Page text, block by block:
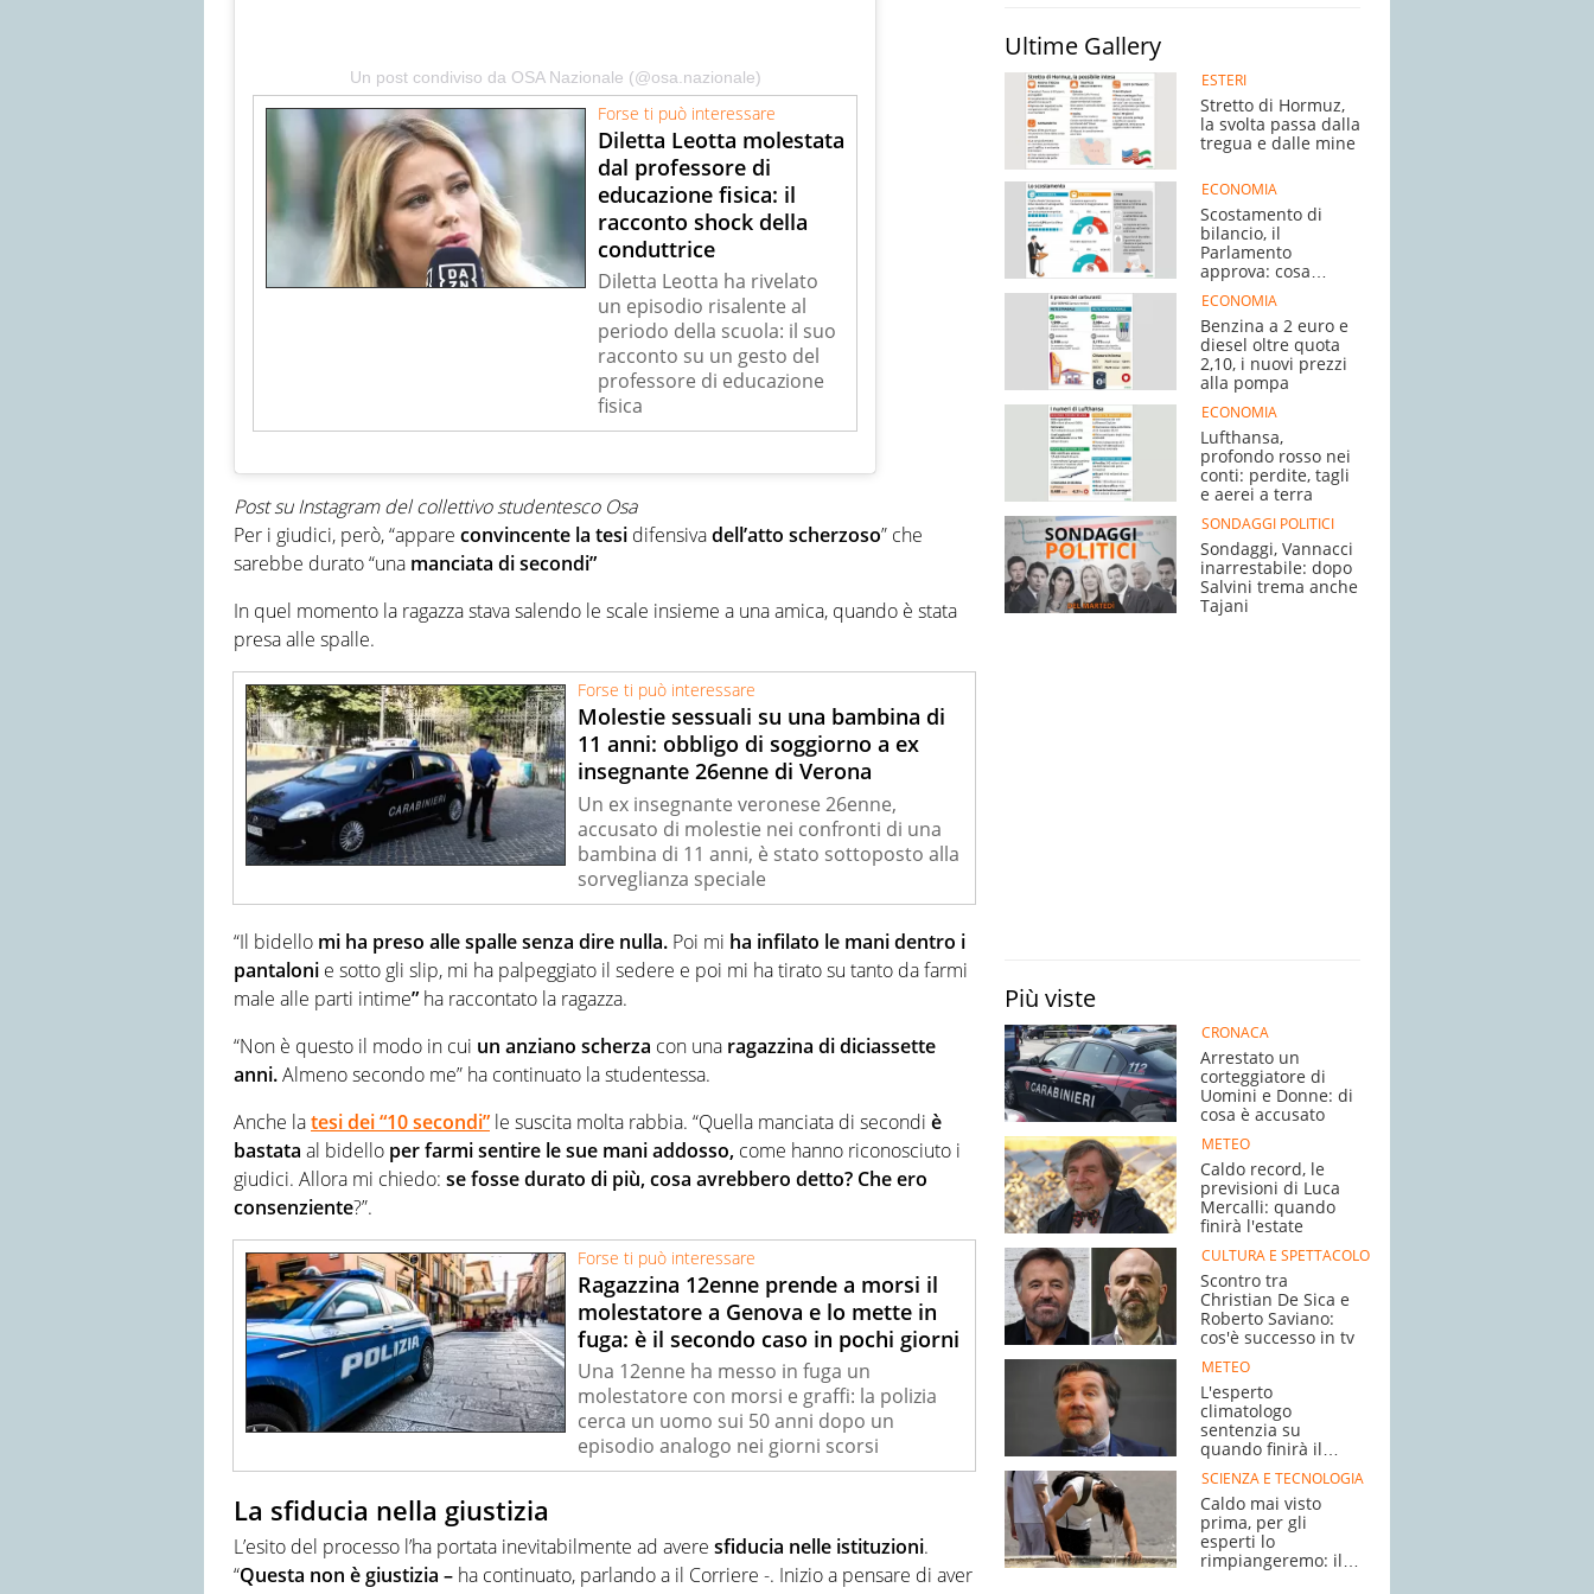
Un post condiviso da OSA Nazionale (@osa.nazionale)
Forse ti può interessare
Diletta Leotta molestata
dal professore di
educazione fisica: il
racconto shock della
conduttrice
Diletta Leotta ha rivelato
un episodio risalente al
periodo della scuola: il suo
racconto su un gesto del
professore di educazione
fisica
Post su Instagram del collettivo studentesco Osa
Per i giudici, però, “appare convincente la tesi difensivadell’atto scherzoso” che
sarebbe durato “una manciata di secondi”
In quel momento la ragazza stava salendo le scale insieme a una amica, quando è stata
presa alle spalle.
Forse ti può interessare
Molestie sessuali su una bambina di
11 anni: obbligo di soggiorno a ex
insegnante 26enne di Verona
Un ex insegnante veronese 26enne,
accusato di molestie nei confronti di una
bambina di 11 anni, è stato sottoposto alla
sorveglianza speciale
“Il bidello mi ha preso alle spalle senza dire nulla. Poi mi ha infilato le mani dentro i
pantaloni e sotto gli slip, mi ha palpeggiato il sedere e poi mi ha tirato su tanto da farmi
male alle parti intime” ha raccontato la ragazza.
“Non è questo il modo in cui un anziano scherza con una ragazzina di diciassette
anni.Almeno secondo me” ha continuato la studentessa.
Anche latesi dei “10 secondi” le suscita molta rabbia. “Quella manciata di secondi è
bastata al bidello per farmi sentire le sue mani addosso, come hanno riconosciuto i
giudici. Allora mi chiedo: se fosse durato di più, cosa avrebbero detto? Che ero
consenziente?”.
Forse ti può interessare
Ragazzina 12enne prende a morsi il
molestatore a Genova e lo mette in
fuga: è il secondo caso in pochi giorni
Una 12enne ha messo in fuga un
molestatore con morsi e graffi: la polizia
cerca un uomo sui 50 anni dopo un
episodio analogo nei giorni scorsi
La sfiducia nella giustizia
L’esito del processo l’ha portata inevitabilmente ad avere sfiducia nelle istituzioni.
“Questa non è giustizia – ha continuato, parlando a il Corriere -. Inizio a pensare di aver
Ultime Gallery
ESTERI
Stretto di Hormuz,
la svolta passa dalla
tregua e dalle mine
ECONOMIA
Scostamento di
bilancio, il
Parlamento
approva: cosa
succede adesso
ECONOMIA
Benzina a 2 euro e
diesel oltre quota
2,10, i nuovi prezzi
alla pompa
ECONOMIA
Lufthansa,
profondo rosso nei
conti: perdite, tagli
e aerei a terra
SONDAGGI POLITICI
Sondaggi, Vannacci
inarrestabile: dopo
Salvini trema anche
Tajani
Più viste
CRONACA
Arrestato un
corteggiatore di
Uomini e Donne: di
cosa è accusato
METEO
Caldo record, le
previsioni di Luca
Mercalli: quando
finirà l'estate
CULTURA E SPETTACOLO
Scontro tra
Christian De Sica e
Roberto Saviano:
cos'è successo in tv
METEO
L'esperto
climatologo
sentenzia su
quando finirà il
caldo
SCIENZA E TECNOLOGIA
Caldo mai visto
prima, per gli
esperti lo
rimpiangeremo: il